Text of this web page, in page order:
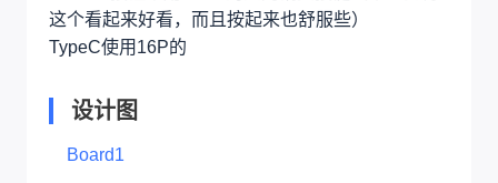
这个看起来好看，而且按起来也舒服些）
TypeC使用16P的
设计图
Board1